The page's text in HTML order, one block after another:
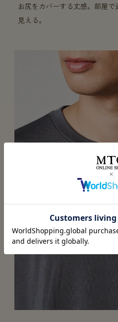
お尻をカバーする丈感。部屋で
見える。